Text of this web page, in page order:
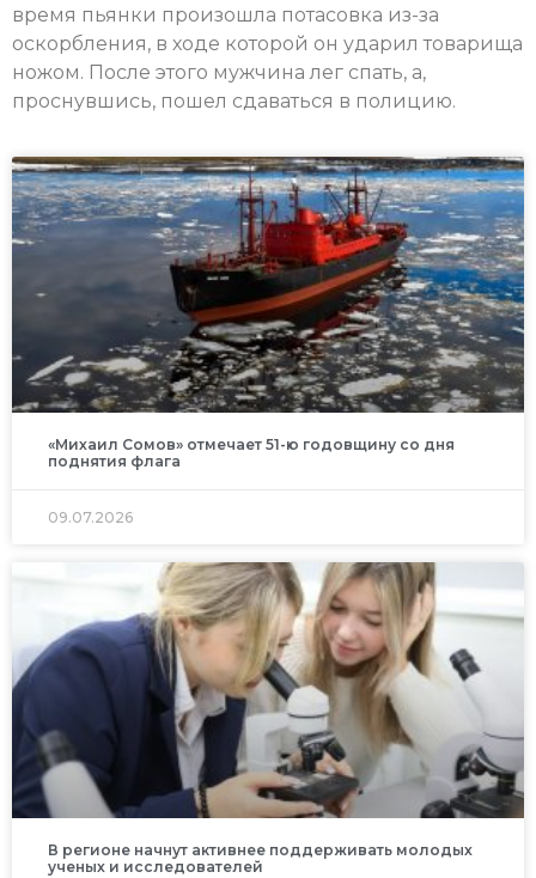
время пьянки произошла потасовка из-за
оскорбления, в ходе которой он ударил товарища
ножом. После этого мужчина лег спать, а,
проснувшись, пошел сдаваться в полицию.
«Михаил Сомов» отмечает 51-ю годовщину со дня
поднятия флага
09.07.2026
В регионе начнут активнее поддерживать молодых
ученых и исследователей